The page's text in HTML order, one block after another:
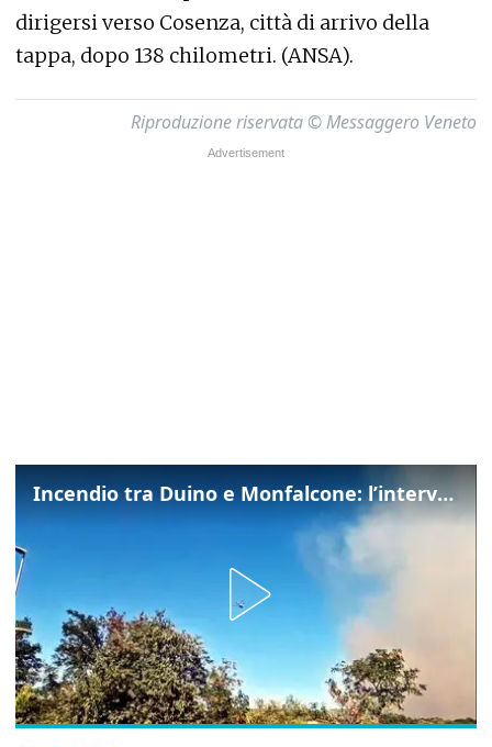
dirigersi verso Cosenza, città di arrivo della
tappa, dopo 138 chilometri. (ANSA).
Riproduzione riservata © Messaggero Veneto
Incendio tra Duino e Monfalcone: l’intervento dei vigili del fuoco